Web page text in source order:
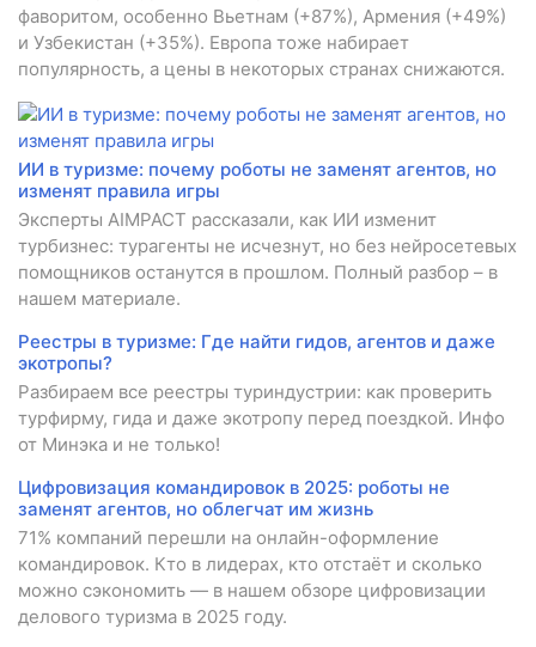
фаворитом, особенно Вьетнам (+87%), Армения (+49%)
и Узбекистан (+35%). Европа тоже набирает
популярность, а цены в некоторых странах снижаются.
ИИ в туризме: почему роботы не заменят агентов, но
изменят правила игры
Эксперты AIMPACT рассказали, как ИИ изменит
турбизнес: турагенты не исчезнут, но без нейросетевых
помощников останутся в прошлом. Полный разбор – в
нашем материале.
Реестры в туризме: Где найти гидов, агентов и даже
экотропы?
Разбираем все реестры туриндустрии: как проверить
турфирму, гида и даже экотропу перед поездкой. Инфо
от Минэка и не только!
Цифровизация командировок в 2025: роботы не
заменят агентов, но облегчат им жизнь
71% компаний перешли на онлайн-оформление
командировок. Кто в лидерах, кто отстаёт и сколько
можно сэкономить — в нашем обзоре цифровизации
делового туризма в 2025 году.